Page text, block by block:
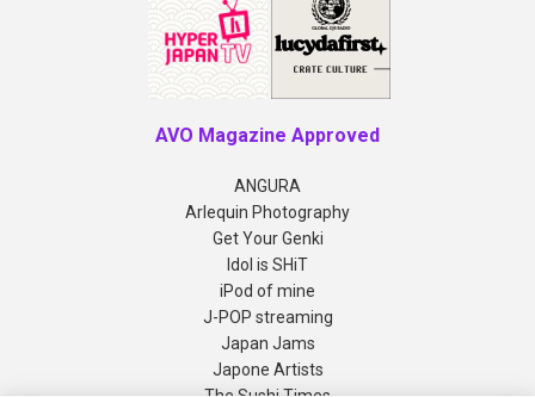
AVO Magazine Approved
ANGURA
Arlequin Photography
Get Your Genki
Idol is SHiT
iPod of mine
J-POP streaming
Japan Jams
Japone Artists